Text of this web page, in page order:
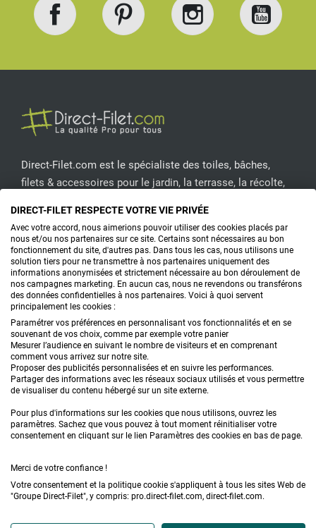
Direct-Filet.com est le spécialiste des toiles, bâches,
filets & accessoires pour le jardin, la terrasse, la récolte,
CONTACTEZ-NOUS
PRODUITS
CONSEILS
FAQ
DEMANDE DE DEVIS
Conditions générales de vente
Mentions légales
DIRECT-FILET RESPECTE VOTRE VIE PRIVÉE
Avec votre accord, nous aimerions pouvoir utiliser des cookies placés par
nous et/ou nos partenaires sur ce site. Certains sont nécessaires au bon
fonctionnement du site, d'autres pas. Dans tous les cas, nous utilisons une
solution tiers pour ne transmettre à nos partenaires uniquement des
informations anonymisées et strictement nécessaire au bon déroulement de
nos campagnes marketing. En aucun cas, nous ne revendons ou transférons
des données confidentielles à nos partenaires. Voici à quoi servent
principalement les cookies :
Paramétrer vos préférences en personnalisant vos fonctionnalités et en se
souvenant de vos choix, comme par exemple votre panier
Mesurer l’audience en suivant le nombre de visiteurs et en comprenant
comment vous arrivez sur notre site.
Proposer des publicités personnalisées et en suivre les performances.
Partager des informations avec les réseaux sociaux utilisés et vous permettre
de visualiser du contenu hébergé sur un site externe.
Pour plus d'informations sur les cookies que nous utilisons, ouvrez les
paramètres. Sachez que vous pouvez à tout moment réinitialiser votre
consentement en cliquant sur le lien Paramètres des cookies en bas de page.
Merci de votre confiance !
Votre consentement et la politique cookie s'appliquent à tous les sites Web de
"Groupe Direct-Filet", y compris: pro.direct-filet.com, direct-filet.com.